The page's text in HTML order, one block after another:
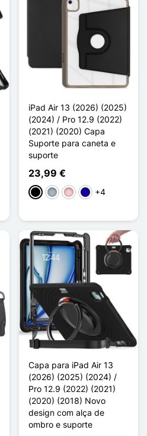
iPad Air 13 (2026) (2025)
(2024) / Pro 12.9 (2022)
(2021) (2020) Capa
Suporte para caneta e
suporte
23,99 €
PretoCinzento
RosaAzul Escuro
+4
Capa para iPad Air 13
(2026) (2025) (2024) /
Pro 12.9 (2022) (2021)
(2020) (2018) Novo
design com alça de
ombro e suporte